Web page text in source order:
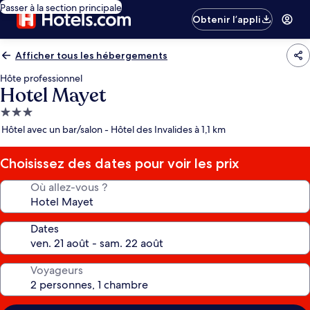
Passer à la section principale
Obtenir l’appli
Afficher tous les hébergements
Hôte professionnel
Hotel Mayet
Hébergement
3.0 étoiles
Hôtel avec un bar/salon - Hôtel des Invalides à 1,1 km
Choisissez des dates pour voir les prix
Où allez-vous ?
Dates
Voyageurs